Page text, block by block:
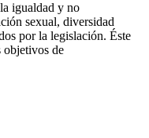
igualdad y no
sexual, diversidad
por la legislación. Éste
objetivos de